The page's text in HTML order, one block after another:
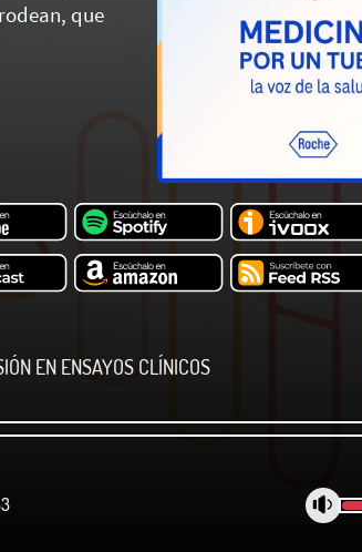
que
EN ENSAYOS CLÍNICOS